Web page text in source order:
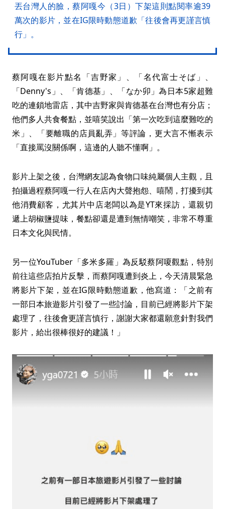
丟台灣人的臉，蔡阿嘎今（3日）下架這則點閱率逾39
萬次的影片，並在IG限時動態道歉「往後會再更謹言慎
行」。
蔡阿嘎在影片點名「吉野家」、「名代富士そば」、
「Denny's」、「肯德基」、「なか卯」為日本5家超難
吃的連鎖地雷店，其中吉野家與肯德基在台灣也有分店；
他們多人共食餐點，並嘻笑說出「第一次吃到這麼難吃的
米」、「要離職的店員亂弄」等評論，更大言不慚表示
「直接罵沒關係啊，這邊的人聽不懂啊」。
影片上架之後，台灣網友認為食物口味純屬個人主觀，且
拍攝過程蔡阿嘎一行人在店內大聲抱怨、嘻鬧，打擾到其
他消費顧客，尤其片中店老闆以為是YT來採訪，還親切
遞上胡椒鹽提味，餐點卻還是遭到無情嘲笑，非常不尊重
日本文化與民情。
另一位YouTuber「多米多羅」為反駁蔡阿嗄觀點，特別
前往這些店拍片反擊，而蔡阿嘎遭到炎上，今天清晨緊急
將影片下架，並在IG限時動態道歉，他寫道：「之前有
一部日本旅遊影片引發了一些討論，目前已經將影片下架
處理了，往後會更謹言慎行，謝謝大家都還願意針對我們
影片，給出很棒很好的建議！」